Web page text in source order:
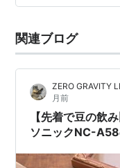
パナソニックのコ
関連ブログ
ZERO GRAVITY
月前
【先着で豆の飲
ソニックNC-A58